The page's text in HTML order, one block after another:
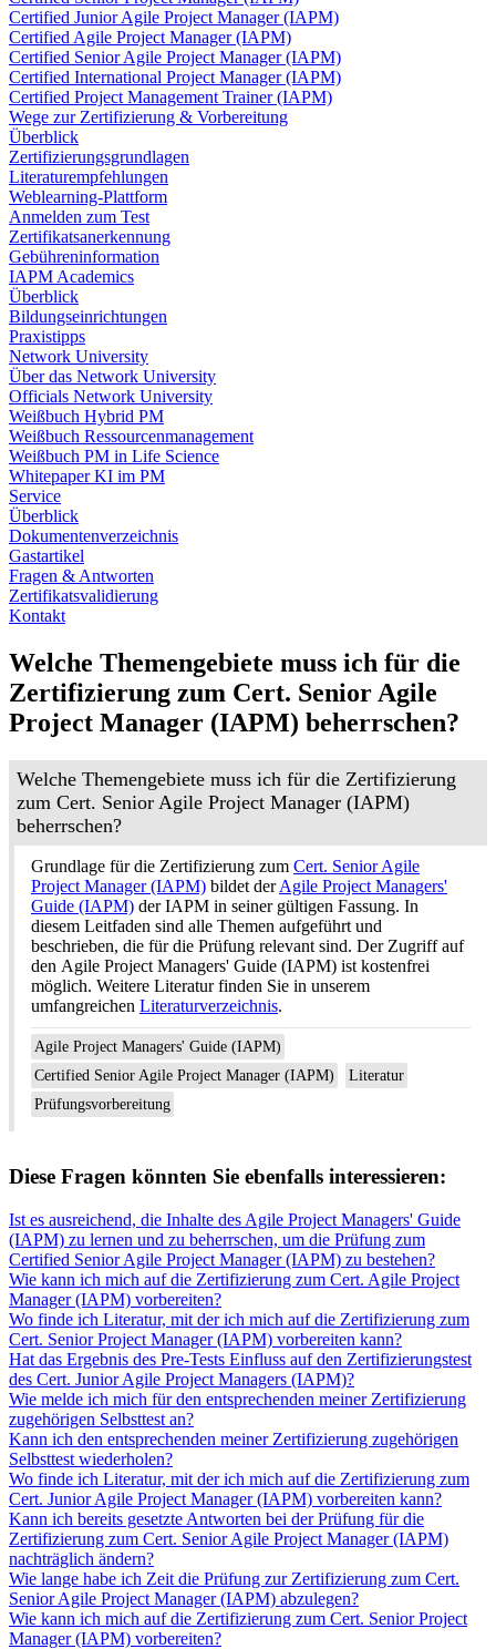
Certified Junior Agile Project Manager (IAPM)
Certified Agile Project Manager (IAPM)
Certified Senior Agile Project Manager (IAPM)
Certified International Project Manager (IAPM)
Certified Project Management Trainer (IAPM)
Wege zur Zertifizierung & Vorbereitung
Überblick
Zertifizierungsgrundlagen
Literaturempfehlungen
Weblearning-Plattform
Anmelden zum Test
Zertifikatsanerkennung
Gebühreninformation
IAPM Academics
Überblick
Bildungseinrichtungen
Praxistipps
Network University
Über das Network University
Officials Network University
Weißbuch Hybrid PM
Weißbuch Ressourcenmanagement
Weißbuch PM in Life Science
Whitepaper KI im PM
Service
Überblick
Dokumentenverzeichnis
Gastartikel
Fragen & Antworten
Zertifikatsvalidierung
Kontakt
Welche Themengebiete muss ich für die
Zertifizierung zum Cert. Senior Agile
Project Manager (IAPM) beherrschen?
Welche Themengebiete muss ich für die Zertifizierung
zum Cert. Senior Agile Project Manager (IAPM)
beherrschen?
Grundlage für die Zertifizierung zum Cert. Senior Agile
Project Manager (IAPM) bildet derAgile Project Managers'
Guide (IAPM) der IAPM in seiner gültigen Fassung. In
diesem Leitfaden sind alle Themen aufgeführt und
beschrieben, die für die Prüfung relevant sind. Der Zugriff auf
den Agile Project Managers' Guide (IAPM) ist kostenfrei
möglich. Weitere Literatur finden Sie in unserem
umfangreichen Literaturverzeichnis.
Agile Project Managers' Guide (IAPM)
Certified Senior Agile Project Manager (IAPM)
Literatur
Prüfungsvorbereitung
Diese Fragen könnten Sie ebenfalls interessieren:
Ist es ausreichend, die Inhalte des Agile Project Managers' Guide
(IAPM) zu lernen und zu beherrschen, um die Prüfung zum
Certified Senior Agile Project Manager (IAPM) zu bestehen?
Wie kann ich mich auf die Zertifizierung zum Cert. Agile Project
Manager (IAPM) vorbereiten?
Wo finde ich Literatur, mit der ich mich auf die Zertifizierung zum
Cert. Senior Project Manager (IAPM) vorbereiten kann?
Hat das Ergebnis des Pre-Tests Einfluss auf den Zertifizierungstest
des Cert. Junior Agile Project Managers (IAPM)?
Wie melde ich mich für den entsprechenden meiner Zertifizierung
zugehörigen Selbsttest an?
Kann ich den entsprechenden meiner Zertifizierung zugehörigen
Selbsttest wiederholen?
Wo finde ich Literatur, mit der ich mich auf die Zertifizierung zum
Cert. Junior Agile Project Manager (IAPM) vorbereiten kann?
Kann ich bereits gesetzte Antworten bei der Prüfung für die
Zertifizierung zum Cert. Senior Agile Project Manager (IAPM)
nachträglich ändern?
Wie lange habe ich Zeit die Prüfung zur Zertifizierung zum Cert.
Senior Agile Project Manager (IAPM) abzulegen?
Wie kann ich mich auf die Zertifizierung zum Cert. Senior Project
Manager (IAPM) vorbereiten?